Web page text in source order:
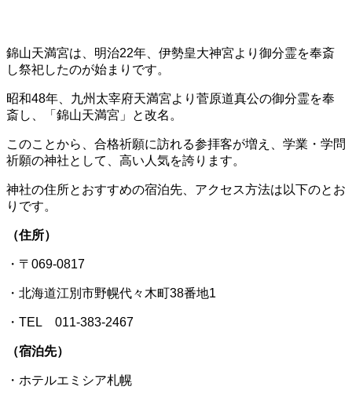
錦山天満宮は、明治22年、伊勢皇大神宮より御分霊を奉斎
し祭祀したのが始まりです。
昭和48年、九州太宰府天満宮より菅原道真公の御分霊を奉
斎し、「錦山天満宮」と改名。
このことから、合格祈願に訪れる参拝客が増え、学業・学問
祈願の神社として、高い人気を誇ります。
神社の住所とおすすめの宿泊先、アクセス方法は以下のとお
りです。
（住所）
・〒069-0817
・北海道江別市野幌代々木町38番地1
・TEL 011-383-2467
（宿泊先）
・ホテルエミシア札幌